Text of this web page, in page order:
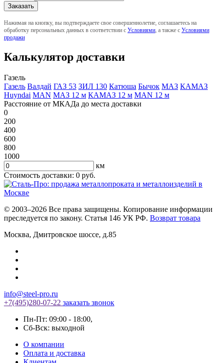
Нажимая на кнопку, вы подтверждаете свое совершеннолетие, соглашаетесь на
обработку персональных данных в соответствии с Условиями , а также с Условиями
продажи
Калькулятор доставки
Газель
Газель Валдай ГАЗ 53 ЗИЛ 130 Катюша Бычок МАЗ КАМАЗ
Huyndai MAN МАЗ 12 м КАМАЗ 12 м MAN 12 м
Расстояние от МКАДа до места доставки
0
200
400
600
800
1000
км
Стоимость доставки: 0 руб.
© 2003–2026 Все права защищены. Копирование информации
преследуется по закону. Статья 146 УК РФ. Возврат товара
Москва, Дмитровское шоссе, д.85
info@steel-pro.ru
+7(495)280-07-22 заказать звонок
Пн-Пт: 09:00 - 18:00,
Cб-Вск: выходной
О компании
Оплата и доставка